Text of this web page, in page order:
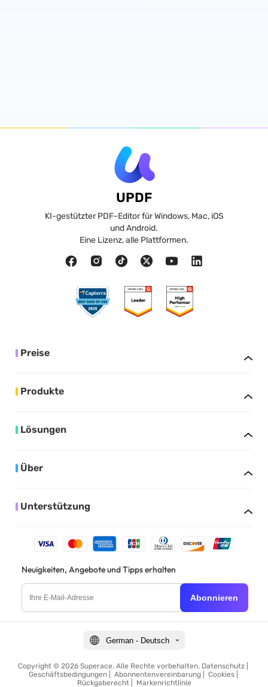
UPDF
KI-gestützter PDF-Editor für Windows, Mac, iOS
und Android.
Eine Lizenz, alle Plattformen.
Preise
Produkte
Lösungen
Über
Unterstützung
Neuigkeiten, Angebote und Tipps erhalten
Abonnieren
German - Deutsch
Copyright © 2026 Superace. Alle Rechte vorbehalten. Datenschutz
Geschäftsbedingungen| Abonnentenvereinbarung| Cookies|
Rückgaberecht| Markenrichtlinie